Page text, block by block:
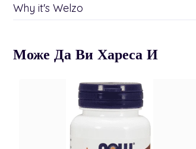
Why it's Welzo
Може Да Ви Хареса И